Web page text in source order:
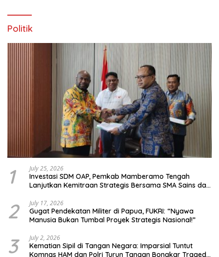
Politik
1 July 25, 2026
Investasi SDM OAP, Pemkab Mamberamo Tengah
Lanjutkan Kemitraan Strategis Bersama SMA Sains dan
2 July 17, 2026
Gugat Pendekatan Militer di Papua, FUKRI: “Nyawa
Manusia Bukan Tumbal Proyek Strategis Nasional!”
3 July 2, 2026
Kematian Sipil di Tangan Negara: Imparsial Tuntut
Komnas HAM dan Polri Turun Tangan Bongkar Tragedi